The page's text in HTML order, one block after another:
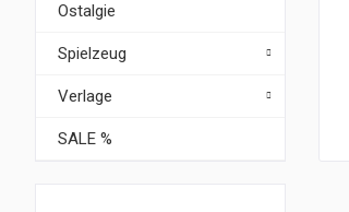
Ostalgie
Spielzeug
Verlage
SALE %